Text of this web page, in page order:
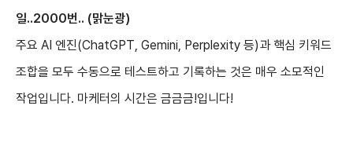
일..2000번.. (맑눈광)
주요 AI 엔진(ChatGPT, Gemini, Perplexity 등)과 핵심 키워드
조합을 모두 수동으로 테스트하고 기록하는 것은 매우 소모적인
작업입니다. 마케터의 시간은 금금금!입니다!